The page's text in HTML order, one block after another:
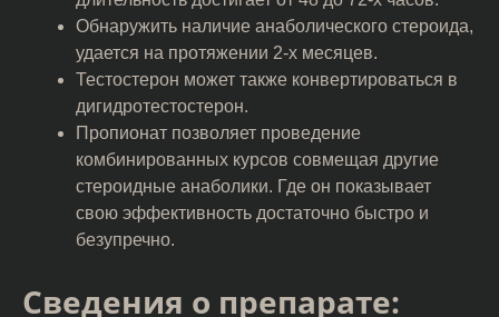
Обнаружить наличие анаболического стероида,
удается на протяжении 2-х месяцев.
Тестостерон может также конвертироваться в
дигидротестостерон.
Пропионат позволяет проведение
комбинированных курсов совмещая другие
стероидные анаболики. Где он показывает
свою эффективность достаточно быстро и
безупречно.
Сведения о препарате: